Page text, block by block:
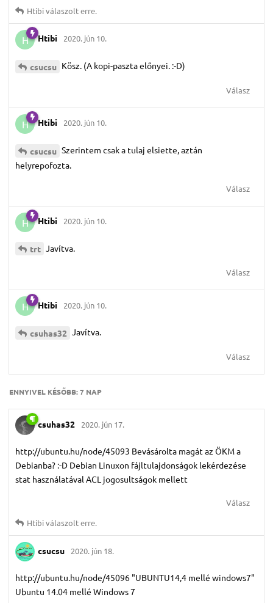
Htibiválaszolt erre.
H Htibi 2020. jún 10.
csucsu Kösz. (A kopi-paszta előnyei. :-D)
Válasz
H Htibi 2020. jún 10.
csucsu Szerintem csak a tulaj elsiette, aztán
helyrepofozta.
Válasz
H Htibi 2020. jún 10.
trt Javítva.
Válasz
H Htibi 2020. jún 10.
csuhas32 Javítva.
Válasz
ENNYIVEL KÉSŐBB:7 NAP
csuhas32 2020. jún 17.
http://ubuntu.hu/node/45093 Bevásárolta magát az ÖKM a
Debianba? :-D Debian Linuxon fájltulajdonságok lekérdezése
stat használatával ACL jogosultságok mellett
Válasz
Htibiválaszolt erre.
csucsu 2020. jún 18.
http://ubuntu.hu/node/45096 "UBUNTU14,4 mellé windows7"
Ubuntu 14.04 mellé Windows 7